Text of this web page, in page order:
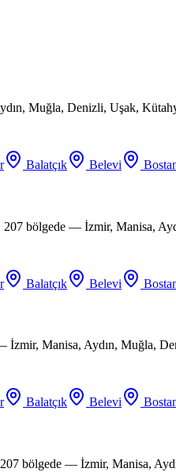
Muğla, Denizli, Uşak,
Balatçık Belevi
207 bölgede — İzmir, Manisa,
Balatçık Belevi
Manisa, Aydın, Muğla,
Balatçık Belevi
bölgede — İzmir, Manisa,